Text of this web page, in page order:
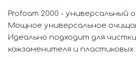
Profoam 2000 - универсальный
Мощное универсальное
Идеально подходит для
кожзаменителя и